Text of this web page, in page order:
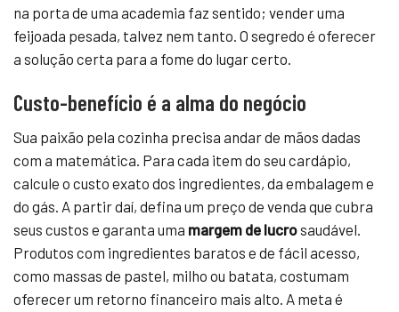
na porta de uma academia faz sentido; vender uma
feijoada pesada, talvez nem tanto. O segredo é oferecer
a solução certa para a fome do lugar certo.
Custo-benefício é a alma do negócio
Sua paixão pela cozinha precisa andar de mãos dadas
com a matemática. Para cada item do seu cardápio,
calcule o custo exato dos ingredientes, da embalagem e
do gás. A partir daí, defina um preço de venda que cubra
seus custos e garanta uma margem de lucrosaudável.
Produtos com ingredientes baratos e de fácil acesso,
como massas de pastel, milho ou batata, costumam
oferecer um retorno financeiro mais alto. A meta é